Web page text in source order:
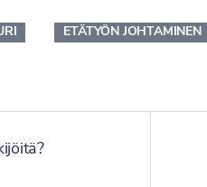
ETÄTYÖN JOHTAMINEN